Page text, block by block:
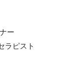
ー
ラピスト